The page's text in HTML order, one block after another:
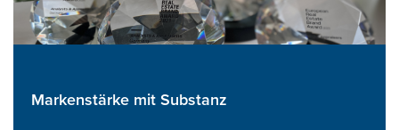
Markenstärke mit Substanz